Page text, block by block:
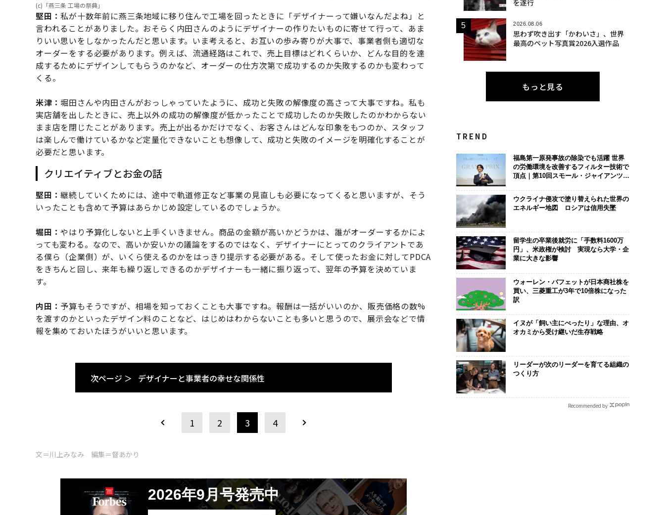
(c)「燕三条 工場の祭典」
堅田：私が十数年前に燕三条地域に移り住んで工場を回ったときに「デザイナーって嫌いなんだよね」と
言われることがありました。おそらく内田さんのようにデザイナーの作りたいものに寄せて行って、あま
りいい思いをしなかったんだと思います。いま考えると、お互いの歩み寄りが大事で、事業者側も適切な
オーダーをする必要があります。例えば、流通経路はこれで、売上目標はどれくらいか、どんな目的を達
成するためにデザインしてもらうのかなど、オーダーの仕方次第で成功するのか失敗するのかも変わって
くる。
米津： 堀田さんや内田さんがおっしゃっていたように、成功と失敗の解像度の高さって大事ですね。私も
実店舗を出したときに、売上以外の成功の解像度が低かったことで成功したのか失敗したのかわからない
まま店を閉じたことがあります。売上が出るかだけでなく、お客さんはどんな印象をもつのか、スタッフ
は楽しんで働けているかなど定量化できないことも想像して、成功と失敗のイメージを明確化することが
必要だと思います。
クリエイティブとお金の話
堅田：継続していくためには、途中で軌道修正など事業の見直しも必要になってくると思いますが、そう
いったことも含めて予算はあらかじめ設定しているのでしょうか。
堀田：やはり予算化しないと上手くいきません。商品の金額が高いかどうかは、誰がオーダーするかによ
っても変わる。なので、高いか安いかの議論をするのではなく、デザイナーにとってのクライアントであ
る僕ら（企業側）が、いくら使えるのかをはっきり提示する必要がある。そして使ったお金に対してPDCA
をきちんと回し、来年も繰り返しできるのかデザイナーも一緒に振り返って、翌年の予算を決めていま
す。
内田： 予算もそうですが、相場を知っておくことも大事ですね。報酬は一括がいいのか、販売価格の数%
を渡すのかといったデザイン料のことなど、はじめはわからないことも多いと思うので、展示会などで情
報を集めておいたほうがいいと思います。
次ページ ＞ デザイナーと事業者の幸せな関係性
1 2 3 4
文＝川上みなみ 編集＝督あかり
2026年9月号発売中
を遂行
2026.08.06
思わず吹き出す「かわいさ」、世界
最高のペット写真賞2026入選作品
もっと見る
TREND
福島第一原発事故の除染でも活躍 世界
の労働環境を改善するフィルター技術で
頂点｜第10回スモール・ジャイアンツ
ウクライナ侵攻で塗り替えられた世界の
エネルギー地図 ロシアは信用失墜
留学生の卒業後就労に「手数料1600万
円」、米政権が検討 実現なら大学・企
業に大きな影響
ウォーレン・バフェットが日本商社株を
買い、三菱重工が3年で10倍株になった
訳
イヌが「飼い主にべったり」な理由、オ
オカミから受け継いだ生存戦略
リーダーが次のリーダーを育てる組織の
つくり方
Recommended by